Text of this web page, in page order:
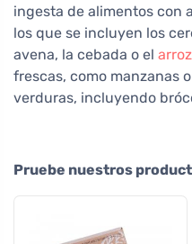
ingesta de alimentos con
los que se incluyen los
avena, la cebada o el
frescas, como manzanas
verduras, incluyendo
Pruebe nuestros